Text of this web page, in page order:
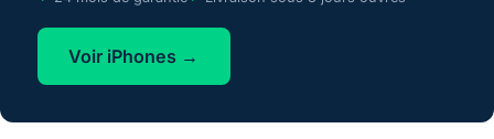
Voir iPhones →